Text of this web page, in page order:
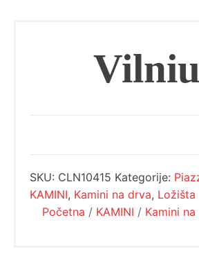
SKU: CLN10415 Kategorije:
KAMINI, Kamini na drva, Ložišta
Početna / KAMINI / Kamini